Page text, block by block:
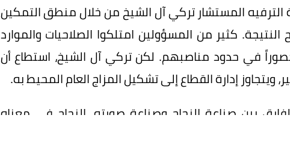
المستشار تركي آل الشيخ من خلال منطق التمكين
كثير من المسؤولين امتلكوا الصلاحيات والموارد
في حدود مناصبهم. لكن تركي آل الشيخ، استطاع أن
ويتجاوز إدارة القطاع إلى تشكيل المزاج العام المحيط به.
بين صناعة النجاح وصناعة صورته. النجاح في معناه